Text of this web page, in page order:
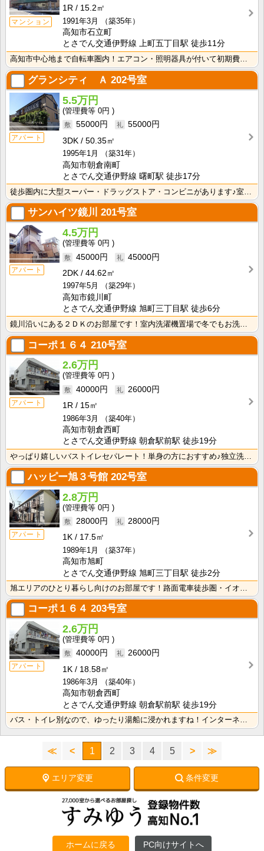
マンション
1R
15.2㎡
1991年3月
（築35年）
高知市石立町
とさでん交通伊野線 上町五丁目駅 徒歩11分
高知市中心地まで自転車圏内！エアコン・照明器具が付いて初期費用の節約になりますね！
グランシティ Ａ 202号室
アパート
5.5万円
0円
55000円
55000円
3DK
50.35㎡
1995年1月
（築31年）
高知市朝倉南町
とさでん交通伊野線 曙町駅 徒歩17分
サンハイツ鏡川 201号室
アパート
4.5万円
0円
45000円
45000円
2DK
44.62㎡
1997年5月
（築29年）
高知市鏡川町
とさでん交通伊野線 旭町三丁目駅 徒歩6分
コーポ１６４ 210号室
アパート
2.6万円
0円
40000円
26000円
1R
15㎡
1986年3月
（築40年）
高知市朝倉西町
とさでん交通伊野線 朝倉駅前駅 徒歩19分
ハッピー旭３号館 202号室
アパート
2.8万円
0円
28000円
28000円
1K
17.5㎡
1989年1月
（築37年）
高知市旭町
とさでん交通伊野線 旭町三丁目駅 徒歩2分
旭エリアのひとり暮らし向けのお部屋です！路面電車徒歩圏・イオン旭町店も近く、便利な立地です！ キッチ･･･
コーポ１６４ 203号室
アパート
2.6万円
0円
40000円
26000円
1K
18.58㎡
1986年3月
（築40年）
高知市朝倉西町
とさでん交通伊野線 朝倉駅前駅 徒歩19分
バス・トイレ別なので、ゆったり湯船に浸かれますね！インターネット月額接続使用無料なので、月々の生活費･･･
≪ < 1 2 3 4 5 > ≫
エリア変更 条件変更
ホームに戻る PC向けサイトへ